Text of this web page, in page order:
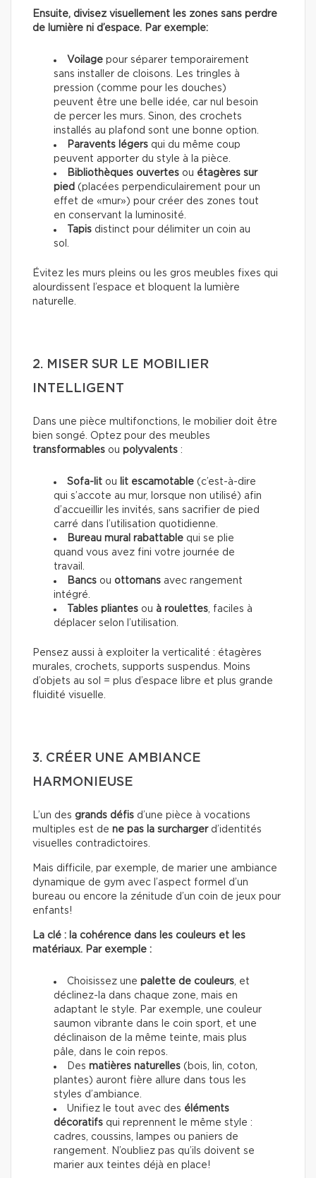
Ensuite, divisez visuellement les zones sans perdre
de lumière ni d’espace. Par exemple:
Voilage pour séparer temporairement
sans installer de cloisons. Les tringles à
pression (comme pour les douches)
peuvent être une belle idée, car nul besoin
de percer les murs. Sinon, des crochets
installés au plafond sont une bonne option.
Paravents légers qui du même coup
peuvent apporter du style à la pièce.
Bibliothèques ouvertes ou étagères sur
pied (placées perpendiculairement pour un
effet de «mur») pour créer des zones tout
en conservant la luminosité.
Tapis distinct pour délimiter un coin au
sol.
Évitez les murs pleins ou les gros meubles fixes qui
alourdissent l’espace et bloquent la lumière
naturelle.
2. MISER SUR LE MOBILIER
INTELLIGENT
Dans une pièce multifonctions, le mobilier doit être
bien songé. Optez pour des meubles
transformables ou polyvalents :
Sofa-lit ou lit escamotable (c’est-à-dire
qui s’accote au mur, lorsque non utilisé) afin
d’accueillir les invités, sans sacrifier de pied
carré dans l’utilisation quotidienne.
Bureau mural rabattable qui se plie
quand vous avez fini votre journée de
travail.
Bancs ou ottomans avec rangement
intégré.
Tables pliantes ou à roulettes, faciles à
déplacer selon l’utilisation.
Pensez aussi à exploiter la verticalité : étagères
murales, crochets, supports suspendus. Moins
d’objets au sol = plus d’espace libre et plus grande
fluidité visuelle.
3. CRÉER UNE AMBIANCE
HARMONIEUSE
L’un des grands défis d’une pièce à vocations
multiples est de ne pas la surchargerd’identités
visuelles contradictoires.
Mais difficile, par exemple, de marier une ambiance
dynamique de gym avec l’aspect formel d’un
bureau ou encore la zénitude d’un coin de jeux pour
enfants!
La clé : la cohérence dans les couleurs et les
matériaux. Par exemple :
Choisissez une palette de couleurs, et
déclinez-la dans chaque zone, mais en
adaptant le style. Par exemple, une couleur
saumon vibrante dans le coin sport, et une
déclinaison de la même teinte, mais plus
pâle, dans le coin repos.
Des matières naturelles (bois, lin, coton,
plantes) auront fière allure dans tous les
styles d’ambiance.
Unifiez le tout avec des éléments
décoratifs qui reprennent le même style :
cadres, coussins, lampes ou paniers de
rangement. N’oubliez pas qu’ils doivent se
marier aux teintes déjà en place!